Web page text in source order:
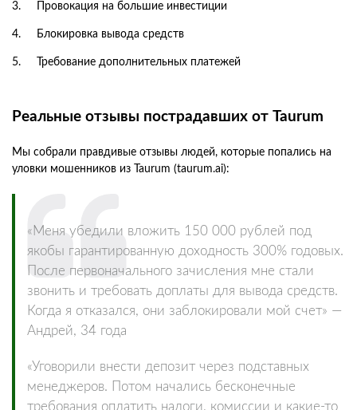
Провокация на большие инвестиции
Блокировка вывода средств
Требование дополнительных платежей
Реальные отзывы пострадавших от Taurum
Мы собрали правдивые отзывы людей, которые попались на
уловки мошенников из Taurum (taurum.ai):
«Меня убедили вложить 150 000 рублей под
якобы гарантированную доходность 300% годовых.
После первоначального зачисления мне стали
звонить и требовать доплаты для вывода средств.
Когда я отказался, они заблокировали мой счет» —
Андрей, 34 года
«Уговорили внести депозит через подставных
менеджеров. Потом начались бесконечные
требования оплатить налоги, комиссии и какие-то